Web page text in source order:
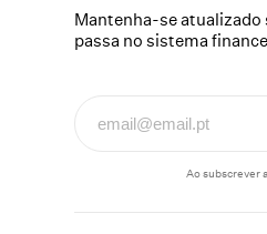
Mantenha-se atualizado
passa no sistema
Ao subscrever